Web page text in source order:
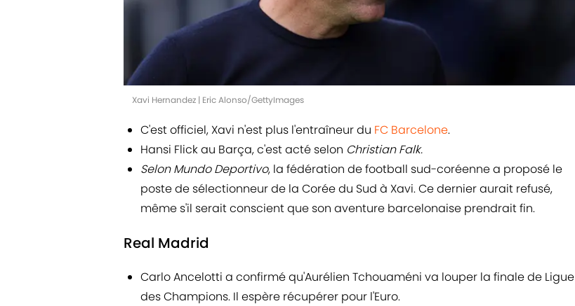
Xavi Hernandez | Eric Alonso/GettyImages
C'est officiel, Xavi n'est plus l'entraîneur du FC Barcelone.
Hansi Flick au Barça, c'est acté selon Christian Falk.
Selon Mundo Deportivo, la fédération de football sud-coréenne a proposé le
poste de sélectionneur de la Corée du Sud à Xavi. Ce dernier aurait refusé,
même s'il serait conscient que son aventure barcelonaise prendrait fin.
Real Madrid
Carlo Ancelotti a confirmé qu'Aurélien Tchouaméni va louper la finale de Ligue
des Champions. Il espère récupérer pour l'Euro.